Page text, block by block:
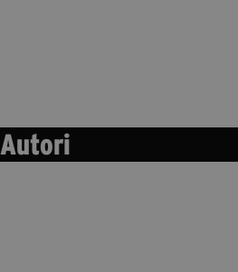
Autori